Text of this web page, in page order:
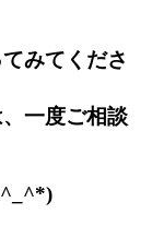
みてくださ
一度ご相談